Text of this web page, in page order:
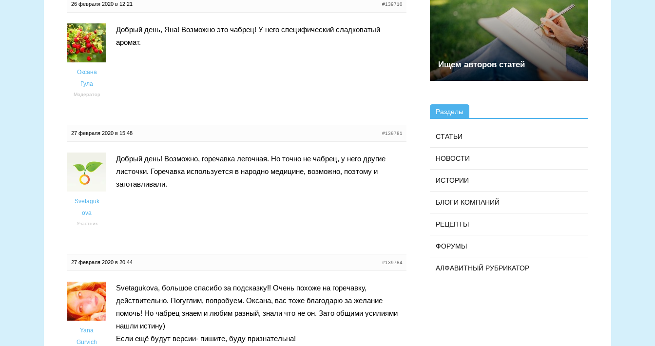
26 февраля 2020 в 12:21 #139710
Оксана
Гула
Модератор
Добрый день, Яна! Возможно это чабрец! У него специфический сладковатый
аромат.
27 февраля 2020 в 15:48 #139781
Svetaguk
ova
Участник
Добрый день! Возможно, горечавка легочная. Но точно не чабрец, у него другие
листочки. Горечавка используется в народно медицине, возможно, поэтому и
заготавливали.
27 февраля 2020 в 20:44 #139784
Yana
Gurvich
Svetagukova, большое спасибо за подсказку!! Очень похоже на горечавку,
действительно. Погуглим, попробуем. Оксана, вас тоже благодарю за желание
помочь! Но чабрец знаем и любим разный, знали что не он. Зато общими усилиями
нашли истину)
Если ещё будут версии- пишите, буду признательна!
Ищем авторов статей
Разделы
СТАТЬИ
НОВОСТИ
ИСТОРИИ
БЛОГИ КОМПАНИЙ
РЕЦЕПТЫ
ФОРУМЫ
АЛФАВИТНЫЙ РУБРИКАТОР